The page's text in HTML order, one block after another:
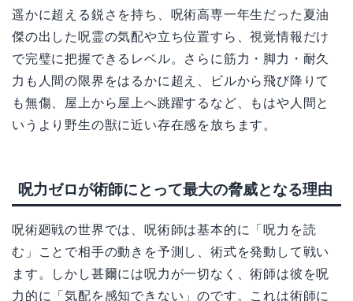
遥かに超える鋭さを持ち、呪術高専一年生だった夏油
傑の出した呪霊の気配や立ち位置すら、視覚情報だけ
で完璧に把握できるレベル。さらに筋力・脚力・耐久
力も人間の限界をはるかに超え、ビルから飛び降りて
も無傷、屋上から屋上へ跳躍するなど、もはや人間と
いうより野生の獣に近い存在感を放ちます。
呪力ゼロが術師にとって最大の脅威となる理由
呪術廻戦の世界では、呪術師は基本的に「呪力を読
む」ことで相手の動きを予測し、術式を発動して戦い
ます。しかし甚爾には呪力が一切なく、術師は彼を呪
力的に「気配を感知できない」のです。これは術師に